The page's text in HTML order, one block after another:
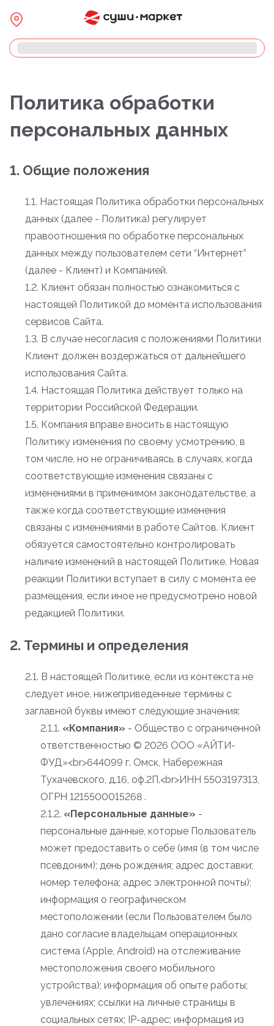
Политика обработки
персональных данных
1. Общие положения
1.1. Настоящая Политика обработки персональных
данных (далее - Политика) регулирует
правоотношения по обработке персональных
данных между пользователем сети “Интернет”
(далее - Клиент) и Компанией.
1.2. Клиент обязан полностью ознакомиться с
настоящей Политикой до момента использования
сервисов Сайта.
1.3. В случае несогласия с положениями Политики
Клиент должен воздержаться от дальнейшего
использования Сайта.
1.4. Настоящая Политика действует только на
территории Российской Федерации.
1.5. Компания вправе вносить в настоящую
Политику изменения по своему усмотрению, в
том числе, но не ограничиваясь, в случаях, когда
соответствующие изменения связаны с
изменениями в применимом законодательстве, а
также когда соответствующие изменения
связаны с изменениями в работе Сайтов. Клиент
обязуется самостоятельно контролировать
наличие изменений в настоящей Политике. Новая
реакции Политики вступает в силу с момента ее
размещения, если иное не предусмотрено новой
редакцией Политики.
2. Термины и определения
2.1. В настоящей Политике, если из контекста не
следует иное, нижеприведенные термины с
заглавной буквы имеют следующие значения:
2.1.1. «Компания» - Общество с ограниченной
ответственностью © 2026 ООО «АЙТИ-
ФУД»<br>644099 г. Омск, Набережная
Тухачевского, д.16, оф.2П.<br>ИНН 5503197313,
ОГРН 1215500015268 .
2.1.2. «Персональные данные» -
персональные данные, которые Пользователь
может предоставить о себе (имя (в том числе
псевдоним); день рождения; адрес доставки;
номер телефона; адрес электронной почты);
информация о географическом
местоположении (если Пользователем было
дано согласие владельцам операционных
система (Apple, Android) на отслеживание
местоположения своего мобильного
устройства); информация об опыте работы;
увлечениях; ссылки на личные страницы в
социальных сетях; IP-адрес; информация из